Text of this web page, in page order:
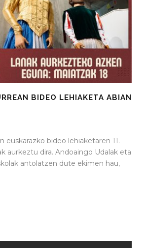
BIDEO LEHIAKETA ABIAN
euskarazko bideo lehiaketaren 11.
aurkeztu dira. Andoaingo Udalak eta
antolatzen dute ekimen hau,